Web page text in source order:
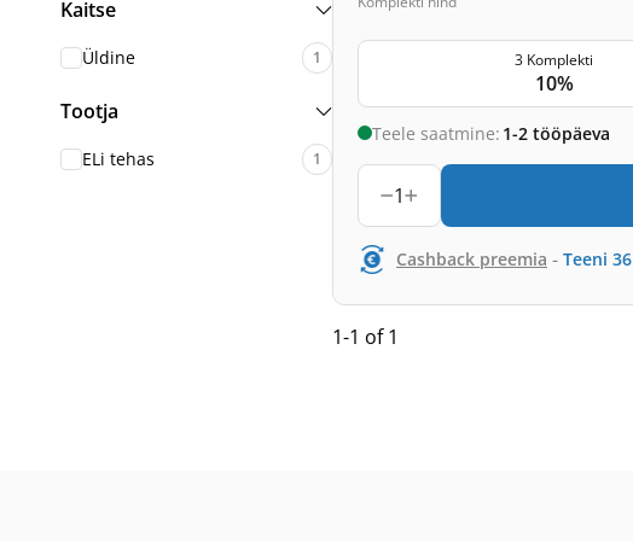
Kaitse
Üldine 1
Tootja
ELi tehas 1
3 Komplekti
10%
Teele saatmine: 1-2 tööpäeva
1
Cashback preemia - Teeni 36
1-1 of 1